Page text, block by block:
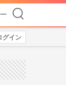
検索
グイン